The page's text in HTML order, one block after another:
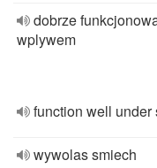
dobrze
wplywem
function well under
wywolas smiech